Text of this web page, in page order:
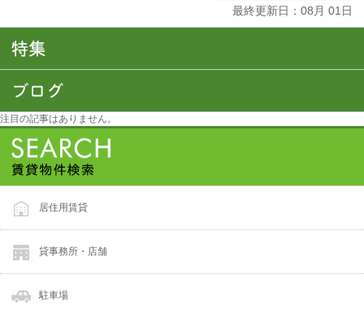
最終更新日： 08 月 01 日
注目の記事はありません。
居住用賃貸
貸事務所・店舗
駐車場